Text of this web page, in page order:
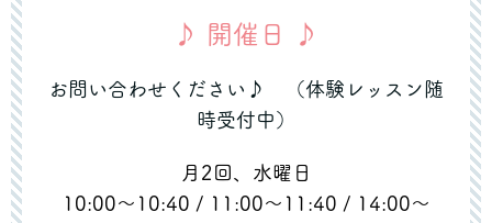
♪ 開催日 ♪
お問い合わせください♪ （体験レッスン随
時受付中）
月2回、水曜日
10:00〜10:40 / 11:00〜11:40 / 14:00〜